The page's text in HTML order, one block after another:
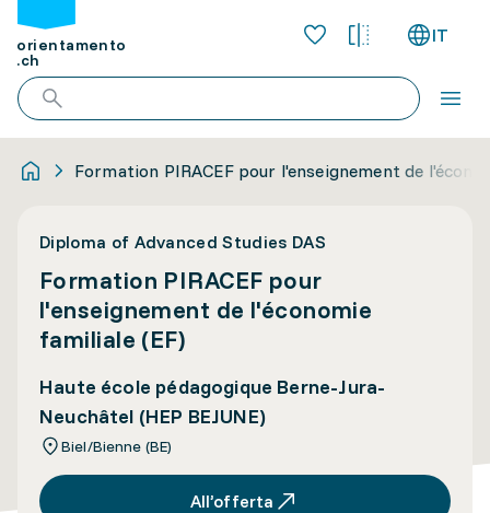
orientamento
.ch
IT
Formation PIRACEF pour l'enseignement de
Diploma of Advanced Studies DAS
Formation PIRACEF pour
l'enseignement de l'économie
familiale (EF)
Haute école pédagogique Berne-Jura-
Neuchâtel (HEP BEJUNE)
Biel/Bienne (BE)
All’offerta